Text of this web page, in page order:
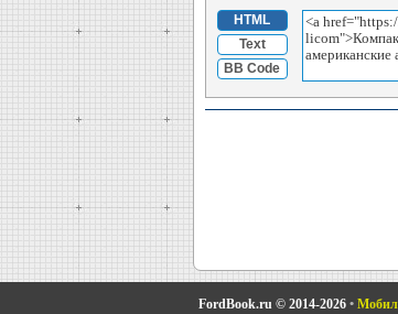
HTML
Text
BB Code
FordBook.ru © 2014-2026 •